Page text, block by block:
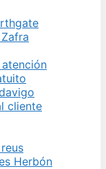
cliente
Herbón